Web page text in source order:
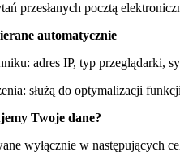
przesłanych pocztą
automatycznie
adres IP, typ przeglądarki,
służą do optymalizacji
Twoje dane?
wyłącznie w następujących